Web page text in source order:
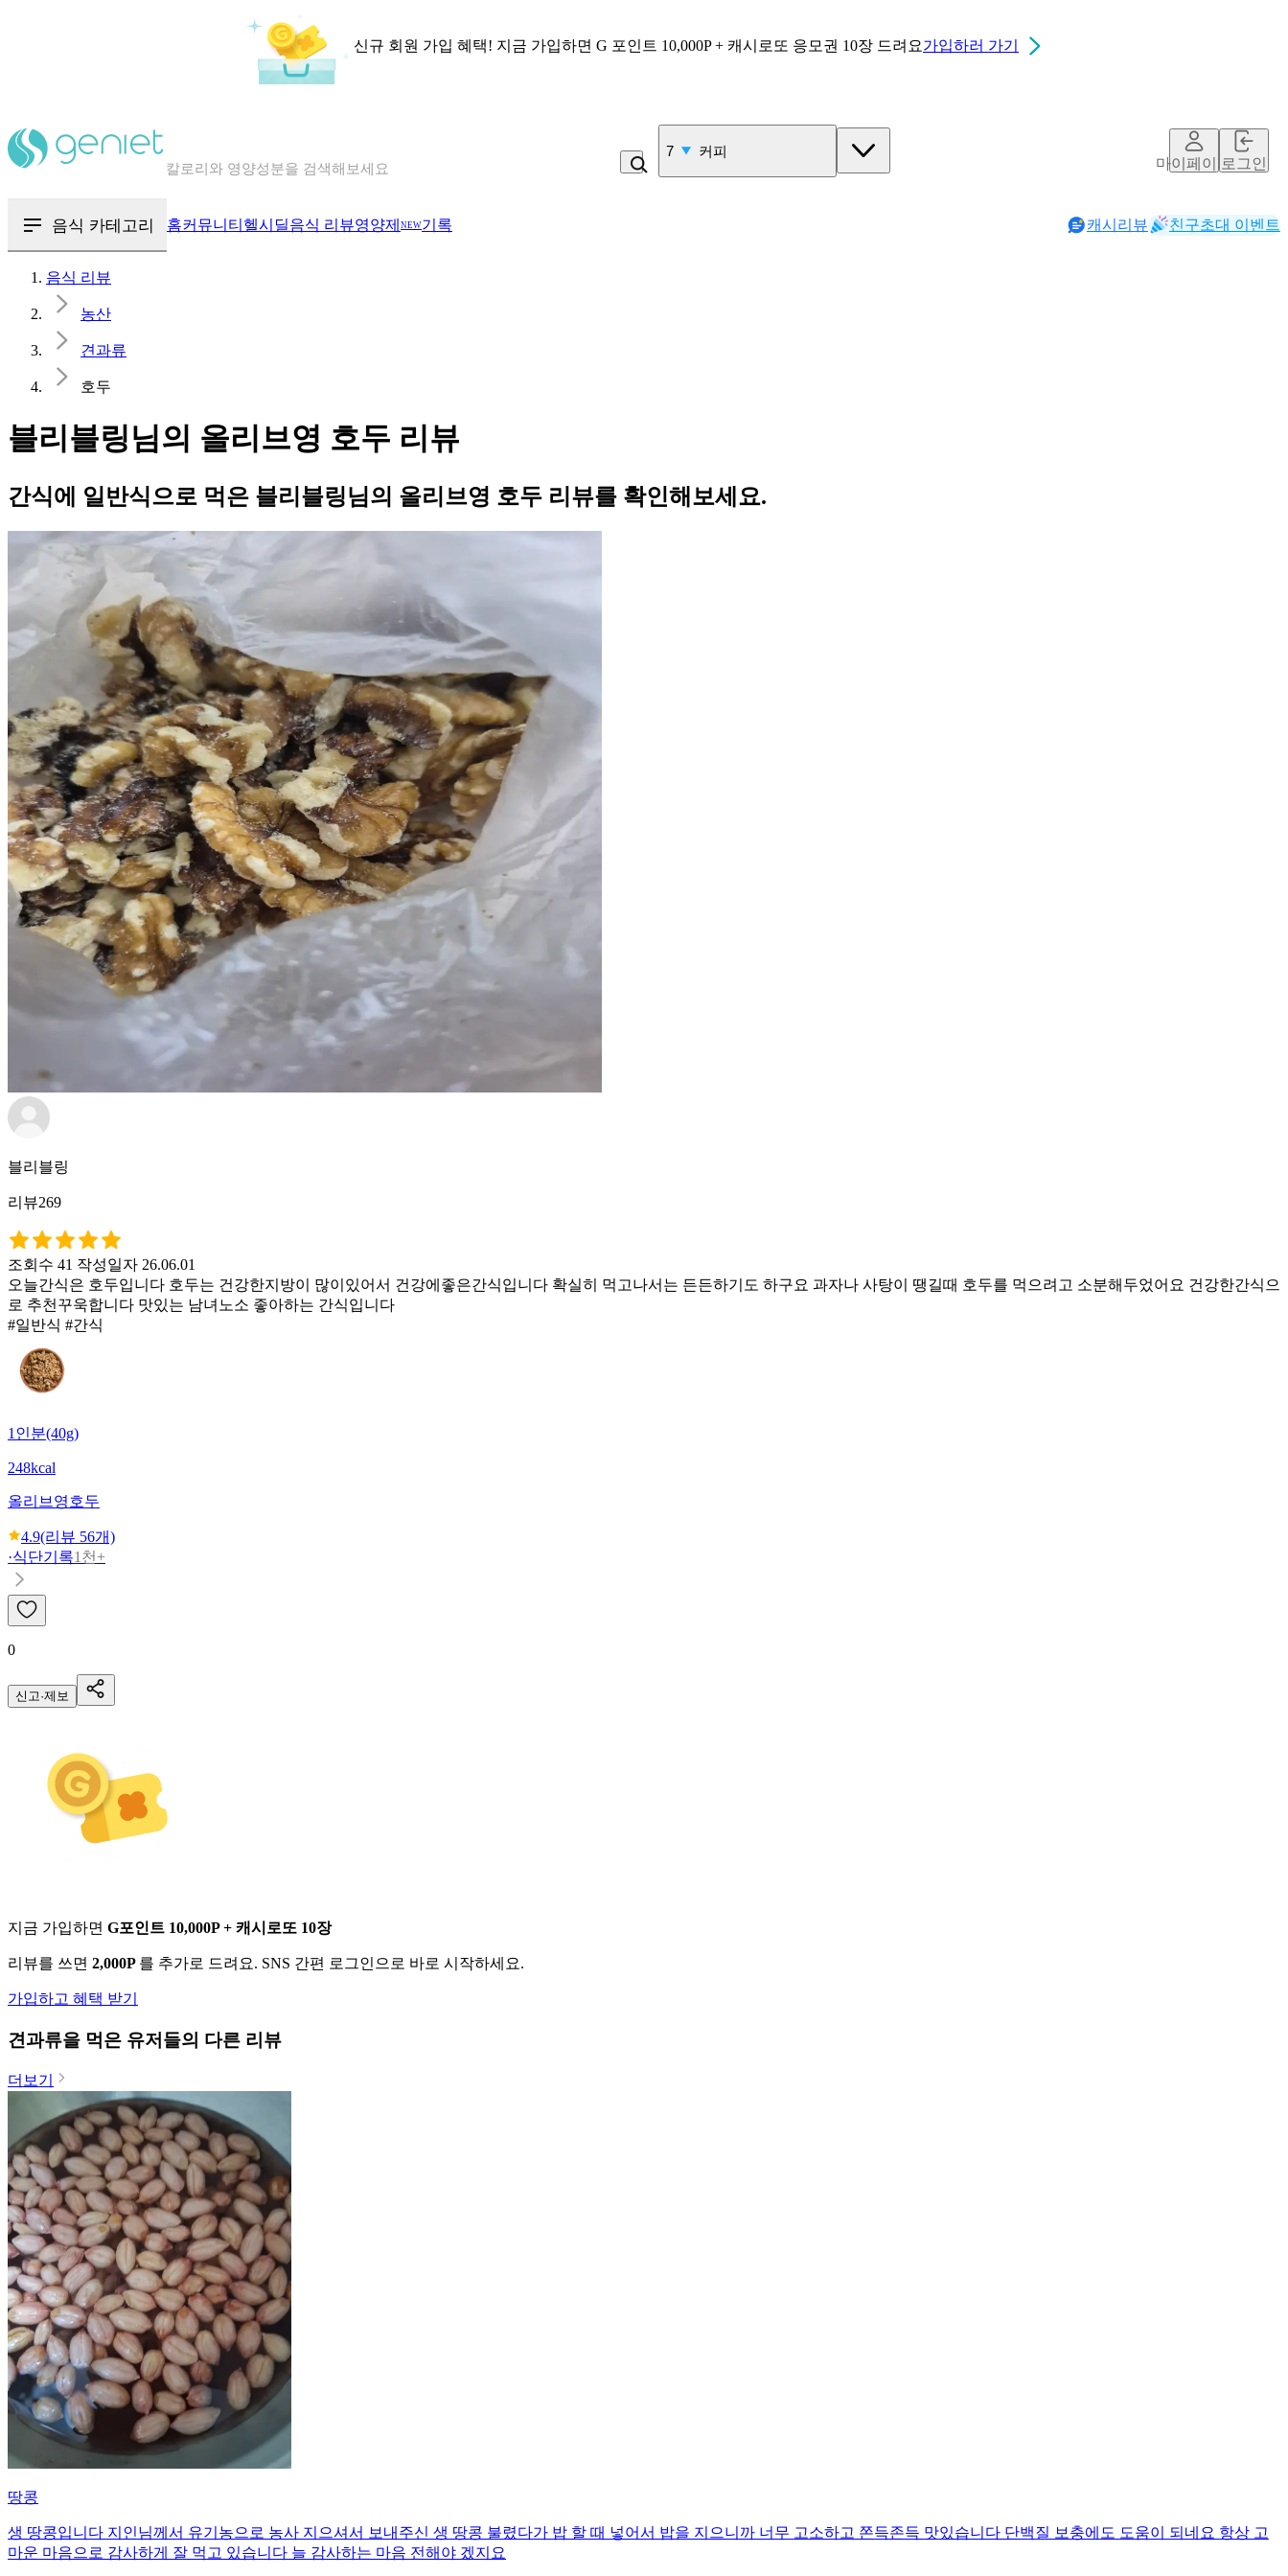
신규 회원 가입 혜택! 지금 가입하면 G 포인트 10,000P + 캐시로또 응모권 10장 드려요가입하러 가기
혈당 · 다이어트 음식 검색해보세요
7 커피
마이페이지로그인
음식 카테고리 홈커뮤니티 헬시딜음식 리뷰영양제 NEW기록 캐시리뷰 친구초대 이벤트
음식 리뷰
농산
견과류
호두
블리블링님의 올리브영 호두 리뷰
간식에 일반식으로 먹은 블리블링님의 올리브영 호두 리뷰를 확인해보세요.
블리블링
리뷰269
조회수 41 작성일자 26.06.01
오늘간식은 호두입니다 호두는 건강한지방이 많이있어서 건강에좋은간식입니다 확실히 먹고나서는 든든하기도 하구요 과자나 사탕이 땡길때 호두를 먹으려고 소분해두었어요 건강한간식으
로 추천꾸욱합니다 맛있는 남녀노소 좋아하는 간식입니다
#일반식 #간식
1인분(40g)
248kcal
올리브영호두
4.9(리뷰 56개)
·식단기록1천+
0
신고·제보
지금 가입하면 G포인트 10,000P + 캐시로또 10장
리뷰를 쓰면 2,000P 를 추가로 드려요. SNS 간편 로그인으로 바로 시작하세요.
가입하고 혜택 받기
견과류을 먹은 유저들의 다른 리뷰
더보기
땅콩
생 땅콩입니다 지인님께서 유기농으로 농사 지으셔서 보내주신 생 땅콩 불렸다가 밥 할 때 넣어서 밥을 지으니까 너무 고소하고 쫀득존득 맛있습니다 단백질 보충에도 도움이 되네요 항상 고
마운 마음으로 감사하게 잘 먹고 있습니다 늘 감사하는 마음 전해야 겠지요